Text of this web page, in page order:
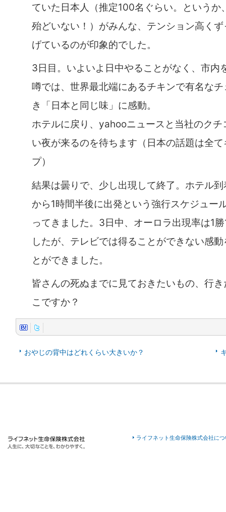
ていた日本人（推定100名ぐらい。というか
殆どいない！）がみんな、テンション高く
げているのが印象的でした。
3日目。いよいよ日中やることがなく、市内
噂では、世界最北端にあるチキンで有名な
き「日本と同じ味」に感動。
ホテルに戻り、yahooニュースと当社のクチ
い夜が来るのを待ちます（日本の話題は全
プ）
結果は曇りで、少し出現して終了。ホテル
から1時間半後に出発という強行スケジュー
ってきました。3日中、オーロラ出現率は1
したが、テレビでは得ることができない感
とができました。
皆さんの死ぬまでに見ておきたいもの、行
こですか？
おやじの背中はどれくらい大きいか？
ライフネット生命保険株式会社に